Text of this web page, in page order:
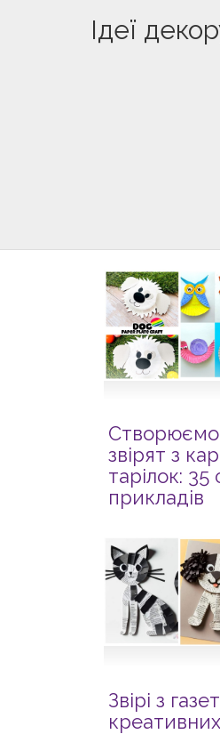
Ідеї
Створюємо
звірят з
тарілок: 35
прикладів
Звірі з
креативних